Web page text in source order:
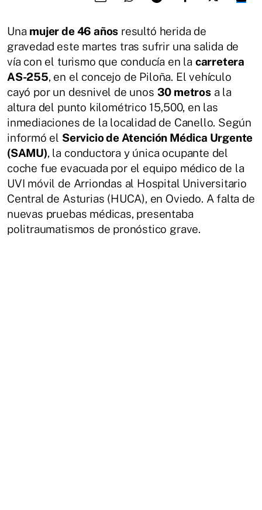
Una mujer de 46 años resultó herida de
gravedad este martes tras sufrir una salida de
vía con el turismo que conducía en la carretera
AS-255, en el concejo de Piloña. El vehículo
cayó por un desnivel de unos 30 metrosa la
altura del punto kilométrico 15,500, en las
inmediaciones de la localidad de Canello. Según
informó el Servicio de Atención Médica Urgente
(SAMU), la conductora y única ocupante del
coche fue evacuada por el equipo médico de la
UVI móvil de Arriondas al Hospital Universitario
Central de Asturias (HUCA), en Oviedo. A falta de
nuevas pruebas médicas, presentaba
politraumatismos de pronóstico grave.